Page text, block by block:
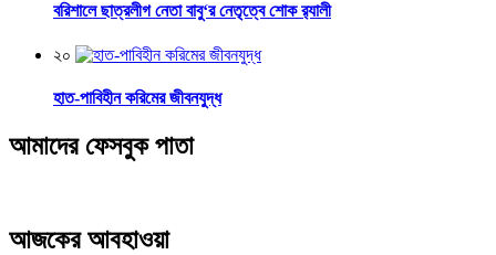
বরিশালে ছাত্রলীগ নেতা বাবু‘র নেতৃত্বে শোক র‌্যালী
২০
হাত-পাবিহীন করিমের জীবনযুদ্ধ
আমাদের ফেসবুক পাতা
আজকের আবহাওয়া